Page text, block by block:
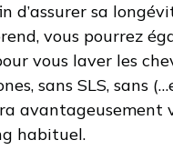
d’assurer sa
vous pourrez
vous laver les
sans SLS, sans
avantageusement
habituel.